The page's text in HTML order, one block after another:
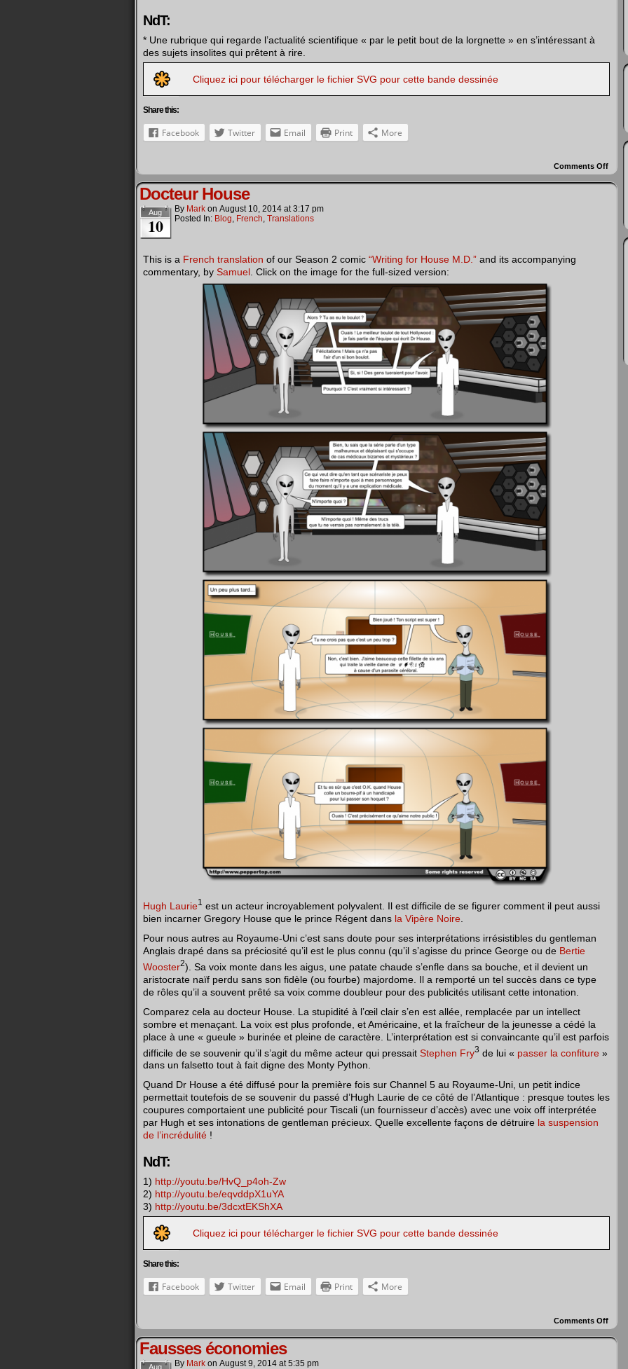
NdT:
* Une rubrique qui regarde l’actualité scientifique « par le petit bout de la lorgnette » en s’intéressant à
des sujets insolites qui prêtent à rire.
Cliquez ici pour télécharger le fichier SVG pour cette bande dessinée
Share this:
Facebook Twitter Email Print More
Comments Off
Bar
Docteur House
Aug
10
By Mark on August 10, 2014 at3:17 pm
Posted In: Blog, French, Translations
This is a French translation of our Season 2 comic “Writing for House M.D.” and its accompanying
commentary, by Samuel. Click on the image for the full-sized version:
Hugh Laurie1
est un acteur incroyablement polyvalent. Il est difficile de se figurer comment il peut aussi
bien incarner Gregory House que le prince Régent dans la Vipère Noire
Pour nous autres au Royaume-Uni c’est sans doute pour ses interprétations irrésistibles du gentleman
Anglais drapé dans sa préciosité qu’il est le plus connu (qu’il s’agisse du prince George ou de Bertie
Wooster2). Sa voix monte dans les aigus, une patate chaude s’enfle dans sa bouche, et il devient un
aristocrate naïf perdu sans son fidèle (ou fourbe) majordome. Il a remporté un tel succès dans ce type
de rôles qu’il a souvent prêté sa voix comme doubleur pour des publicités utilisant cette intonation.
Comparez cela au docteur House. La stupidité à l’œil clair s’en est allée, remplacée par un intellect
sombre et menaçant. La voix est plus profonde, et Américaine, et la fraîcheur de la jeunesse a cédé la
place à une « gueule » burinée et pleine de caractère. L’interprétation est si convaincante qu’il est parfois
difficile de se souvenir qu’il s’agit du même acteur qui pressait Stephen Fry3 de lui « passer la confiture »
dans un falsetto tout à fait digne des Monty Python.
Quand Dr House a été diffusé pour la première fois sur Channel 5 au Royaume-Uni, un petit indice
permettait toutefois de se souvenir du passé d’Hugh Laurie de ce côté de l’Atlantique : presque toutes les
coupures comportaient une publicité pour Tiscali (un fournisseur d’accès) avec une voix off interprétée
par Hugh et ses intonations de gentleman précieux. Quelle excellente façons de détruire la suspension
de l’incrédulité !
NdT:
1) http://youtu.be/HvQ_p4oh-Zw
2) http://youtu.be/eqvddpX1uYA
3) http://youtu.be/3dcxtEKShXA
Cliquez ici pour télécharger le fichier SVG pour cette bande dessinée
Share this:
Facebook Twitter Email Print More
Comments Off
House
Fausses économies
Aug By Mark on August 9, 2014 at5:35 pm